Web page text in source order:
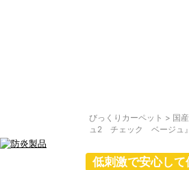
びっくりカーペット > 国
ュ2 チェック ベージュ』
低刺激で安心し